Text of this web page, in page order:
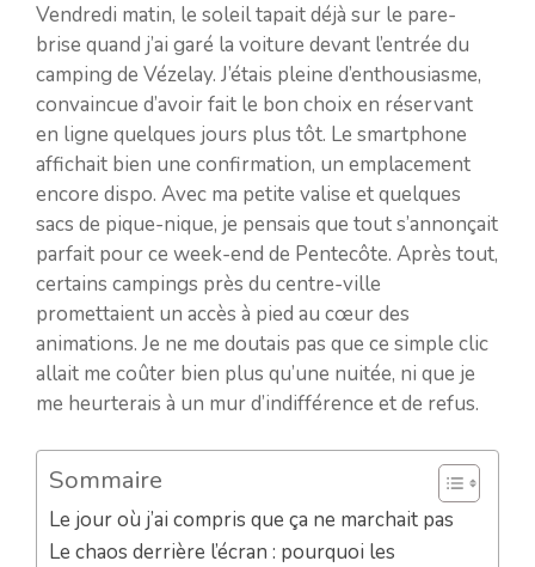
Vendredi matin, le soleil tapait déjà sur le pare-
brise quand j’ai garé la voiture devant l’entrée du
camping de Vézelay. J’étais pleine d’enthousiasme,
convaincue d’avoir fait le bon choix en réservant
en ligne quelques jours plus tôt. Le smartphone
affichait bien une confirmation, un emplacement
encore dispo. Avec ma petite valise et quelques
sacs de pique-nique, je pensais que tout s’annonçait
parfait pour ce week-end de Pentecôte. Après tout,
certains campings près du centre-ville
promettaient un accès à pied au cœur des
animations. Je ne me doutais pas que ce simple clic
allait me coûter bien plus qu’une nuitée, ni que je
me heurterais à un mur d’indifférence et de refus.
Sommaire
Le jour où j’ai compris que ça ne marchait pas
Le chaos derrière l’écran : pourquoi les